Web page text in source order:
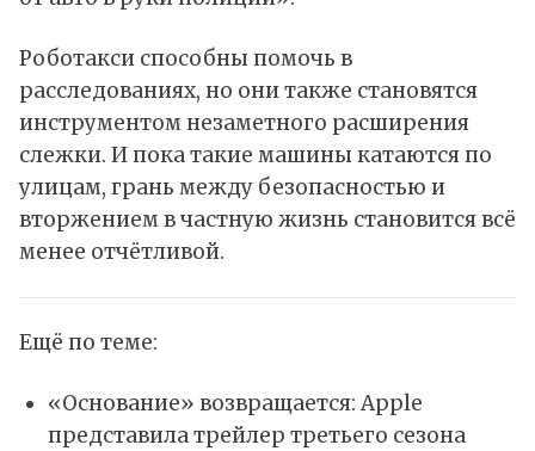
Роботакси способны помочь в
расследованиях, но они также становятся
инструментом незаметного расширения
слежки. И пока такие машины катаются по
улицам, грань между безопасностью и
вторжением в частную жизнь становится всё
менее отчётливой.
Ещё по теме:
«Основание» возвращается: Apple
представила трейлер третьего сезона